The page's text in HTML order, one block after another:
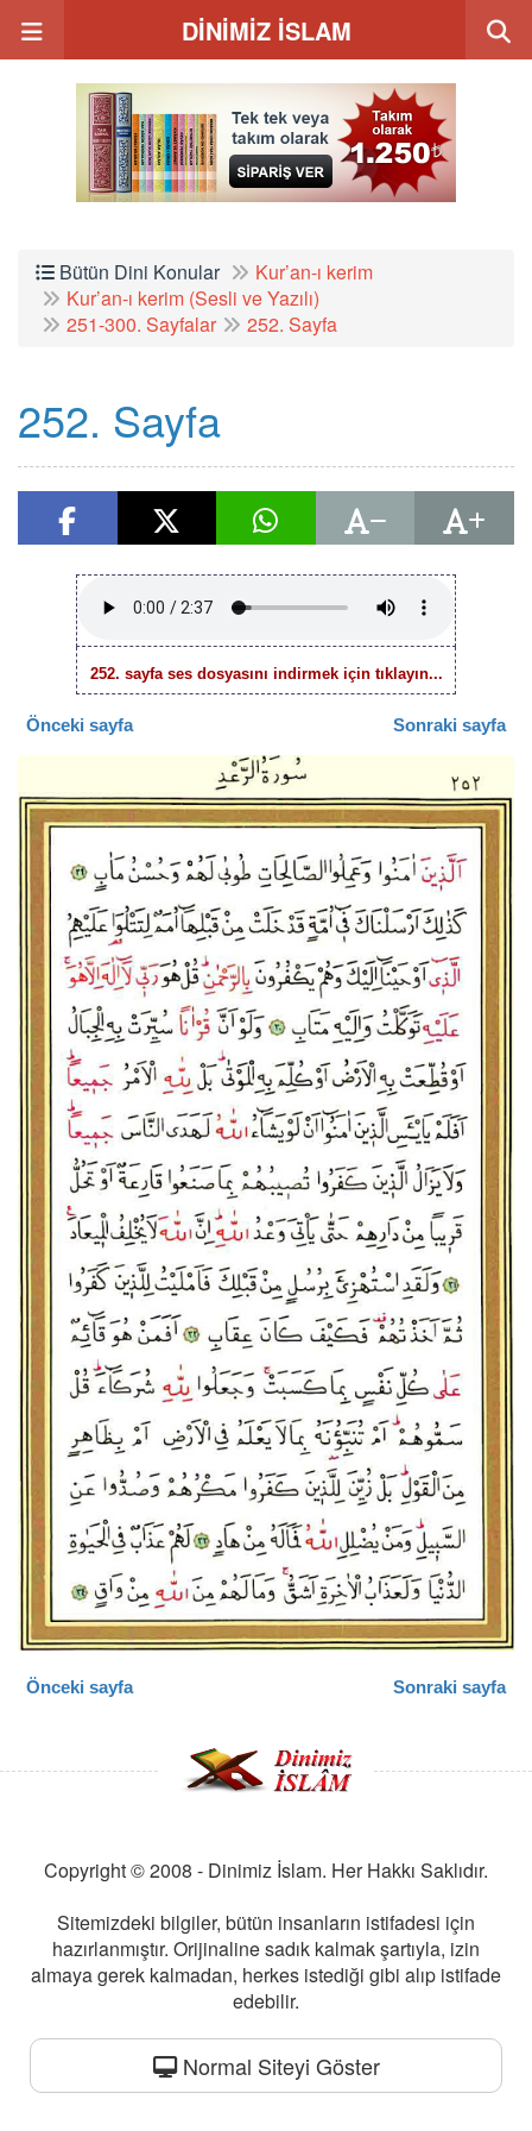
DİNİMİZ İSLAM
Bütün Dini Konular
Kur’an-ı kerim
Kur’an-ı kerim (Sesli ve Yazılı)
251-300. Sayfalar
252. Sayfa
252. Sayfa
252. sayfa ses dosyasını indirmek için tıklayın...
Önceki sayfa Sonraki sayfa
Önceki sayfa Sonraki sayfa
Copyright © 2008 - Dinimiz İslam. Her Hakkı Saklıdır.
Sitemizdeki bilgiler, bütün insanların istifadesi için
hazırlanmıştır. Orijinaline sadık kalmak şartıyla, izin
almaya gerek kalmadan, herkes istediği gibi alıp istifade
edebilir.
Normal Siteyi Göster